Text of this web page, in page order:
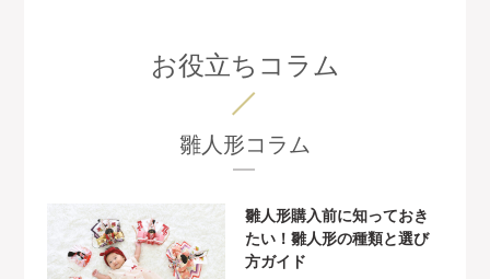
お役立ちコラム
雛人形コラム
雛人形購入前に知っておき
たい！雛人形の種類と選び
方ガイド